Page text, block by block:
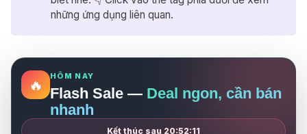
những ứng dụng liên quan.
🔥
HÔM NAY
Flash Sale — Deal ngon, cần bán
nhanh
Kết thúc sau 20:52:09
3.500.000₫9.700.000₫
999.000₫1.500.000₫
Miễn phí Pro 1 năm
1.800.000₫